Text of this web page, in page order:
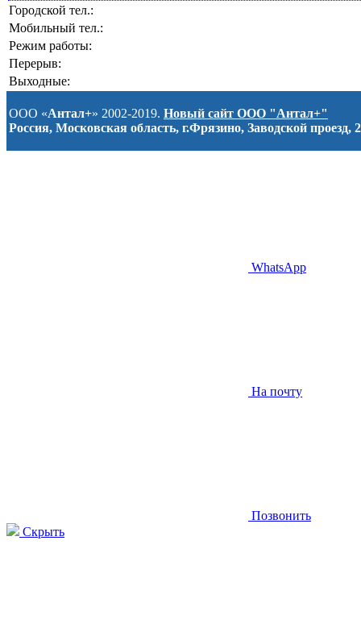
Городской тел.:
Мобильный тел.:
Режим работы:
Перерыв:
Выходные:
ООО «Антал+» 2002-2019. Новый сайт ООО "Антал+"
Россия, Московская область, г.Фрязино, Заводской проезд, 2
WhatsApp
На почту
Позвонить
Скрыть